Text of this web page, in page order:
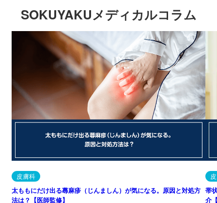
SOKUYAKUメディカルコラム
皮膚科
太ももにだけ出る蕁麻疹（じんましん）が気になる。原因と対処方
法は？【医師監修】
帯
介